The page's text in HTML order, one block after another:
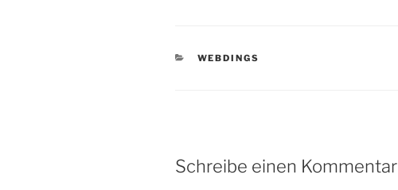
KATEGORIEN
WEBDINGS
Schreibe einen Kommentar